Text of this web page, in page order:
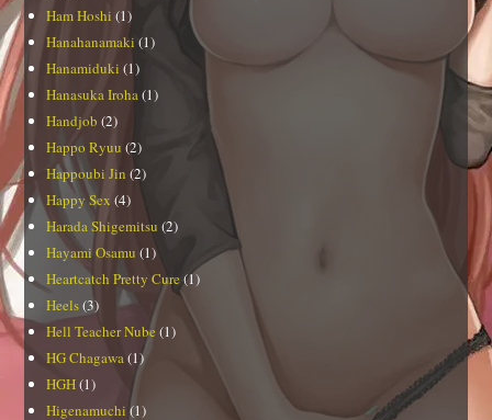
Ham Hoshi (1)
Hanahanamaki (1)
Hanamiduki (1)
Hanasuka Iroha (1)
Handjob (2)
Happo Ryuu (2)
Happoubi Jin (2)
Happy Sex (4)
Harada Shigemitsu (2)
Hayami Osamu (1)
Heartcatch Pretty Cure(1)
Heels(3)
Hell Teacher Nube (1)
HG Chagawa (1)
HGH(1)
Higenamuchi (1)